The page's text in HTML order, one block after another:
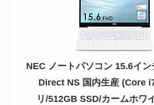
NEC ノートパソコン 15.6イ
Direct NS 国内生産 (Core
リ/512GB SSD/カームホワ